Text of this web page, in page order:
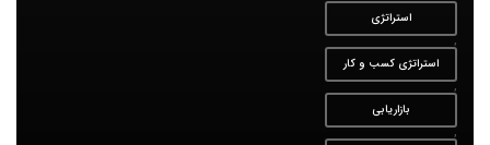
استراتژی
,
استراتژی کسب و کار
,
بازاریابی
,